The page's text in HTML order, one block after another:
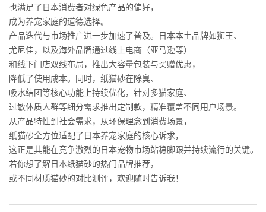
也满足了日本消费者对绿色产品的偏好，
成为养宠家庭的道德选择。
产品迭代与市场推广进一步加速了普及。日本本土品牌如狮王、
尤尼佳，以及海外品牌通过线上电商（亚马逊等）
和线下门店双线布局，推出大容量包装与买赠优惠，
降低了使用成本。同时，纸猫砂在除臭、
吸水结团等核心功能上持续优化，针对多猫家庭、
过敏体质人群等细分需求推出定制款，精准覆盖不同用户场景。
从产品特性到社会需求，从环保理念到消费场景，
纸猫砂全方位适配了日本养宠家庭的核心诉求，
这正是其能在竞争激烈的日本宠物市场站稳脚跟并持续流行的关键。
若你想了解日本纸猫砂的热门品牌推荐，
或不同材质猫砂的对比测评，欢迎随时告诉我！